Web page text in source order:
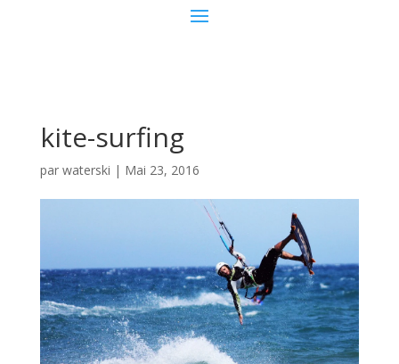
kite-surfing
par waterski | Mai 23, 2016